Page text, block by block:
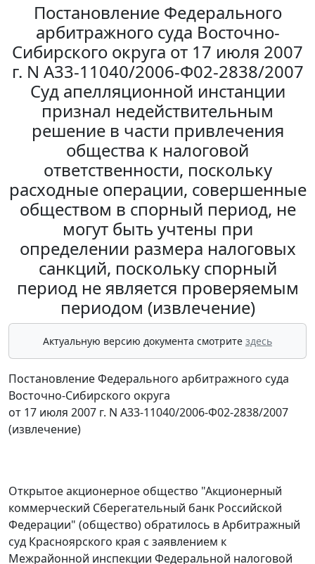
Постановление Федерального
арбитражного суда Восточно-
Сибирского округа от 17 июля 2007
г. N А33-11040/2006-Ф02-2838/2007
Суд апелляционной инстанции
признал недействительным
решение в части привлечения
общества к налоговой
ответственности, поскольку
расходные операции, совершенные
обществом в спорный период, не
могут быть учтены при
определении размера налоговых
санкций, поскольку спорный
период не является проверяемым
периодом (извлечение)
Актуальную версию документа смотрите здесь
Постановление Федерального арбитражного суда
Восточно-Сибирского округа
от 17 июля 2007 г. N А33-11040/2006-Ф02-2838/2007
(извлечение)
Открытое акционерное общество "Акционерный
коммерческий Сберегательный банк Российской
Федерации" (общество) обратилось в Арбитражный
суд Красноярского края с заявлением к
Межрайонной инспекции Федеральной налоговой